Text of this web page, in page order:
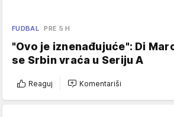
FUDBAL PRE 5 H
"Ovo je iznenađujuće": Di
se Srbin vraća u Seriju A
Reaguj Komentariši